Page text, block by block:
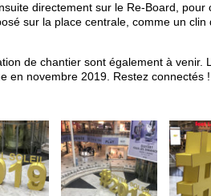
directement sur le Re-Board,
sur la place centrale, comme un
de chantier sont également à venir.
en novembre 2019. Restez connectés !